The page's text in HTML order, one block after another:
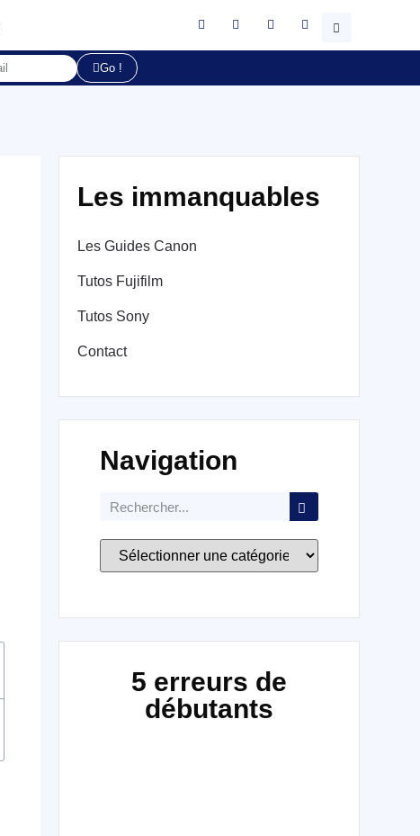
Go !
Les immanquables
Les Guides Canon
Tutos Fujifilm
Tutos Sony
Contact
Navigation
5 erreurs de
débutants